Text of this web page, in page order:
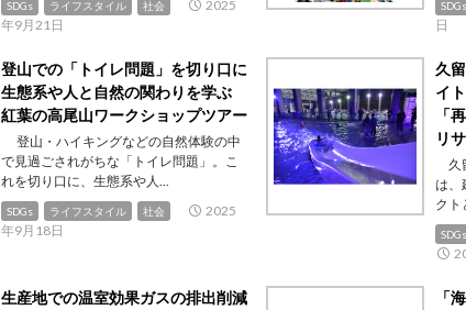
SDGs ライフスタイル 社会
2025
年9月21日
SDGs
日
登山での「トイレ問題」を切り口に
生態系や人と自然の関わりを学ぶ
紅葉の高尾山ワークショップツアー
登山・ハイキングなどの自然体験の中
で見過ごされがちな「トイレ問題」。こ
れを切り口に、生態系や人...
SDGs ライフスタイル 社会
2025
年9月18日
久
イ
「
リ
久
は、
クト
SDGs
生産地での温室効果ガスの排出削減
「